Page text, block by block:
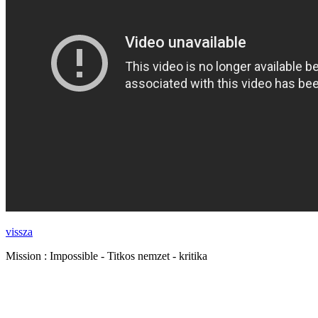
vissza
Mission : Impossible - Titkos nemzet - kritika